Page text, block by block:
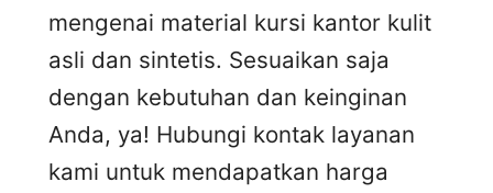
mengenai material kursi kantor kulit
asli dan sintetis. Sesuaikan saja
dengan kebutuhan dan keinginan
Anda, ya! Hubungi kontak layanan
kami untuk mendapatkan harga